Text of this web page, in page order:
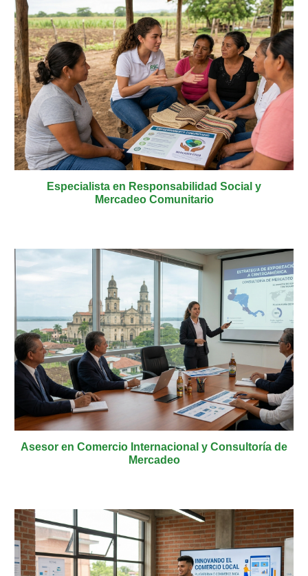
Especialista en Responsabilidad Social y
Mercadeo Comunitario
Asesor en Comercio Internacional y Consultoría de
Mercadeo